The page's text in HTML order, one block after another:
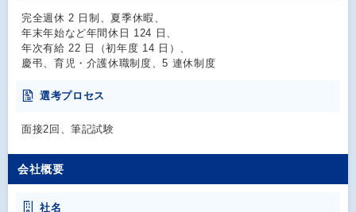
完全週休 2 日制、夏季休暇、
年末年始など年間休日 124 日、
年次有給 22 日（初年度 14 日）、
慶弔、育児・介護休職制度、5 連休制度
選考プロセス
面接2回、筆記試験
会社概要
社名